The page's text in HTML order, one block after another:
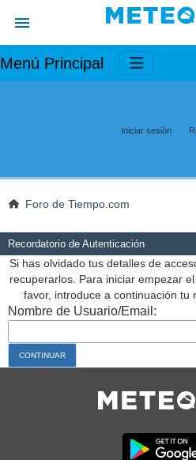
Menú Principal
Iniciar sesión
Foro de Tiempo.com
Recordatorio de Autenticación
Si has olvidado tus detalles de
recuperarlos. Para iniciar empezar
favor, introduce a continuación tu
Nombre de Usuario/Email: